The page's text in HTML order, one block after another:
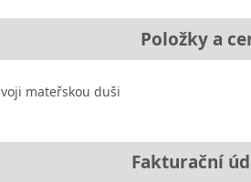
Položky a
mateřskou duši
Fakturační